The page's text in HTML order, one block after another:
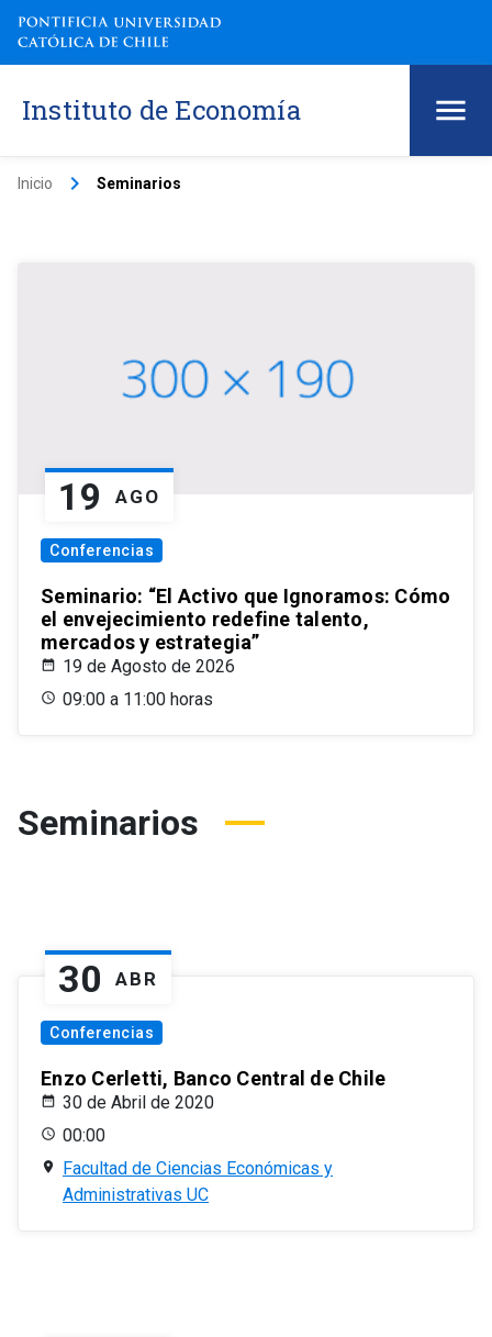
Instituto de Economía
Inicio keyboard_arrow_right Seminarios
19 AGO
Conferencias
Seminario: “El Activo que Ignoramos: Cómo
el envejecimiento redefine talento,
mercados y estrategia”
19 de Agosto de 2026
09:00 a 11:00 horas
Seminarios
30 ABR
Conferencias
Enzo Cerletti, Banco Central de Chile
30 de Abril de 2020
00:00
Facultad de Ciencias Económicas y
Administrativas UC